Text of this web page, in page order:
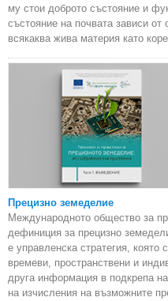
му стои доброто състояние и
състояние на почвата зависи
всякаква жива материя като
Прецизно земеделие
Международното общество за
дефиниция за прецизно
е управленска стратегия, която
времеви, пространствени и
друга информация в подкрепа
на изчисления на възможните